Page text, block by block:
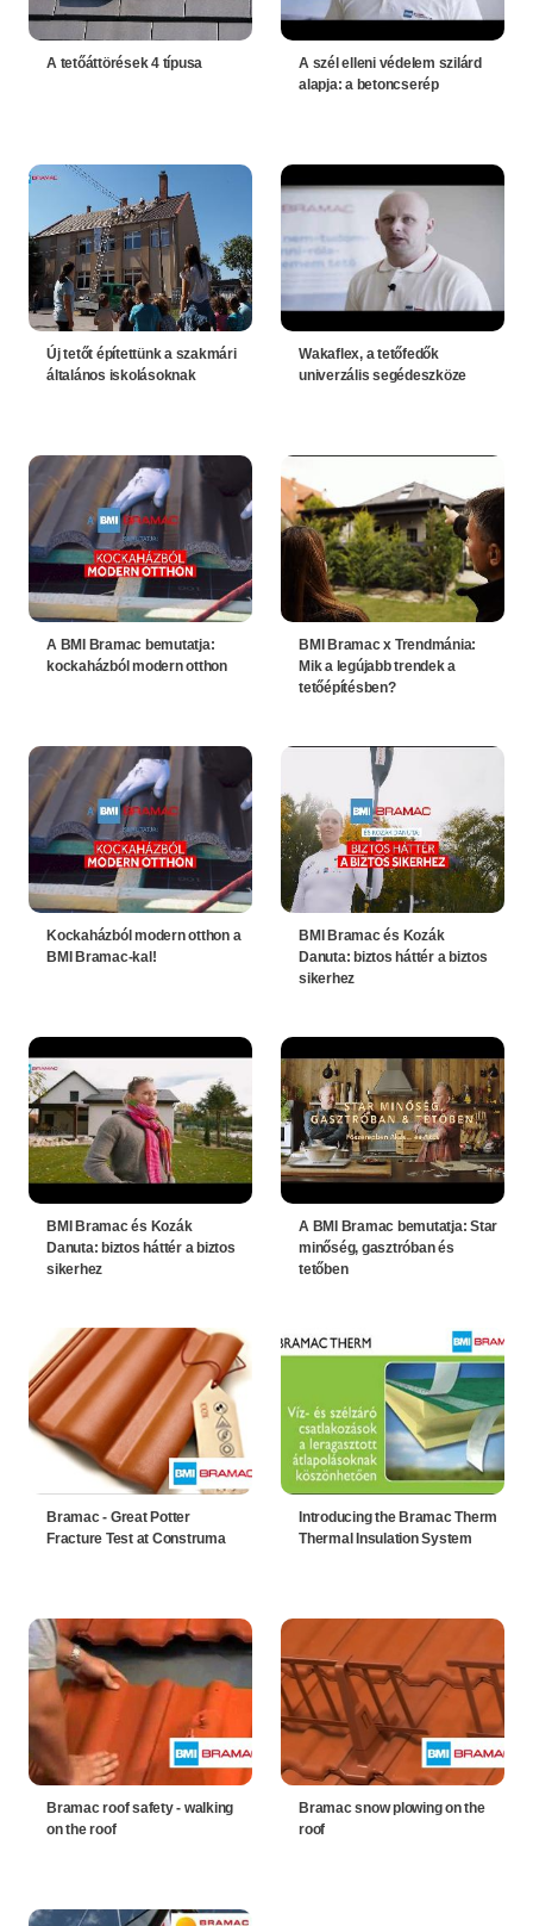
A tetőáttörések 4 típusa
A szél elleni védelem szilárd
alapja: a betoncserép
Új tetőt építettünk a szakmári
általános iskolásoknak
Wakaflex, a tetőfedők
univerzális segédeszköze
A BMI Bramac bemutatja:
kockaházból modern otthon
BMI Bramac x Trendmánia:
Mik a legújabb trendek a
tetőépítésben?
Kockaházból modern otthon a
BMI Bramac-kal!
BMI Bramac és Kozák
Danuta: biztos háttér a biztos
sikerhez
BMI Bramac és Kozák
Danuta: biztos háttér a biztos
sikerhez
A BMI Bramac bemutatja: Star
minőség, gasztróban és
tetőben
Bramac - Great Potter
Fracture Test at Construma
Introducing the Bramac Therm
Thermal Insulation System
Bramac roof safety - walking
on the roof
Bramac snow plowing on the
roof